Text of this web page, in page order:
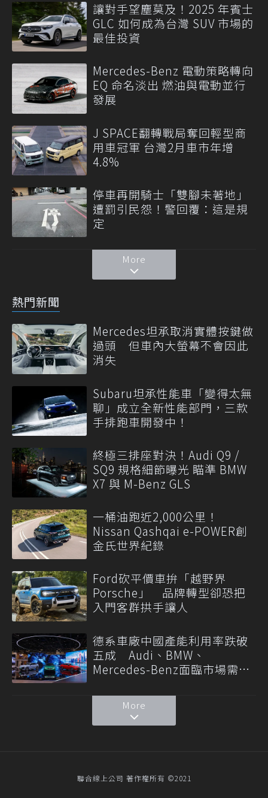
讓對手望塵莫及！2025 年賓士
GLC 如何成為台灣 SUV 市場的
最佳投資
Mercedes-Benz 電動策略轉向
EQ 命名淡出 燃油與電動並行
發展
J SPACE翻轉戰局奪回輕型商
用車冠軍 台灣2月車市年增
4.8%
停車再開騎士「雙腳未著地」
遭罰引民怨！警回覆：這是規
定
More
熱門新聞
Mercedes坦承取消實體按鍵做
過頭 但車內大螢幕不會因此
消失
Subaru坦承性能車「變得太無
聊」成立全新性能部門，三款
手排跑車開發中！
終極三排座對決！Audi Q9 /
SQ9 規格細節曝光 瞄準 BMW
X7 與 M-Benz GLS
一桶油跑近2,000公里！
Nissan Qashqai e-POWER創
金氏世界紀錄
Ford砍平價車拚「越野界
Porsche」 品牌轉型卻恐把
入門客群拱手讓人
德系車廠中國產能利用率跌破
五成 Audi、BMW、
Mercedes-Benz面臨市場需求
More
聯合線上公司 著作權所有 ©2021